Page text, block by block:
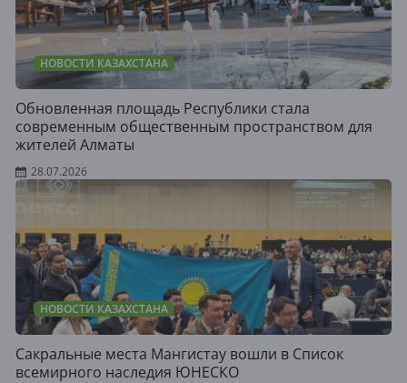
НОВОСТИ КАЗАХСТАНА
Обновленная площадь Республики стала
современным общественным пространством для
жителей Алматы
28.07.2026
НОВОСТИ КАЗАХСТАНА
Сакральные места Мангистау вошли в Список
всемирного наследия ЮНЕСКО